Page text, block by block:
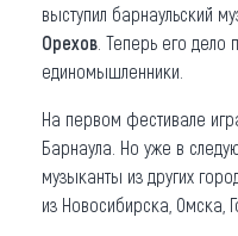
выступил барнаульский
Орехов . Теперь его дело
единомышленники.
На первом фестивале
Барнаула. Но уже в
музыканты из других
из Новосибирска, Омска,